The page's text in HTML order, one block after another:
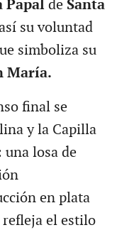
Papalde Santa
su voluntad
simboliza su
María.
final se
y la Capilla
una losa de
en plata
refleja el estilo